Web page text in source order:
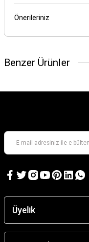
Önerileriniz
Benzer Ürünler
Üyelik